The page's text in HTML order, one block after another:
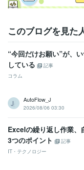
IT相談・システム開発
建設、福祉、製造業
学歴
サイバー大学 2023年9
語学力
英語
このブログを見た
“今回だけお願い”が、
している
記事
コラム
AutoFlow_J
2026/08/06 03:30
Excelの繰り返し作業、
3つのポイント
記事
IT・テクノロジー